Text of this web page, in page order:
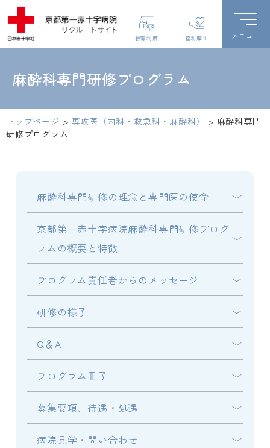
教育制度 福利厚生
麻酔科専門研修プログラム
トップページ > 専攻医（内科・救急科・麻酔科） > 麻酔科専門
研修プログラム
麻酔科専門研修の理念と専門医の使命
京都第一赤十字病院麻酔科専門研修プログ
ラムの概要と特徴
プログラム責任者からのメッセージ
研修の様子
Q＆A
プログラム冊子
募集要項、待遇・処遇
病院見学・問い合わせ